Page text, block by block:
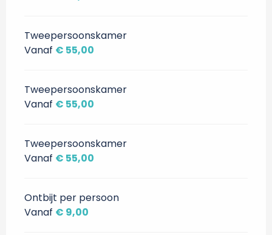
Tweepersoonskamer
Vanaf € 55,00
Tweepersoonskamer
Vanaf € 55,00
Tweepersoonskamer
Vanaf € 55,00
Ontbijt per persoon
Vanaf € 9,00